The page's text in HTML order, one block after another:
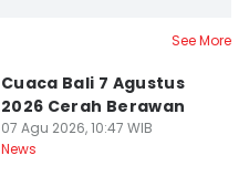
See More
Cuaca Bali 7 Agustus
2026 Cerah Berawan
07 Agu 2026, 10:47 WIB
News